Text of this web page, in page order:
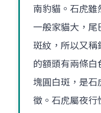
南豹貓。石虎雖
一般家貓大，尾
斑紋，所以又稱
的額頭有兩條白
塊圓白斑，是石
徵。石虎屬夜行